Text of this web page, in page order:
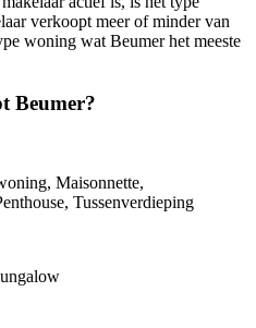
verkoopt meer of minder van
woning wat Beumer het meeste
Beumer?
Maisonnette,
Tussenverdieping